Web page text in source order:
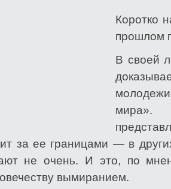
Коротко
прошлом
В своей
мира».
за ее границами — в
не очень. И это, по
вымиранием.